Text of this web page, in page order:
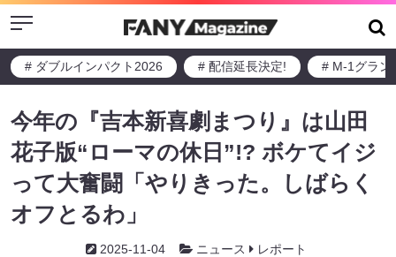
Menu
# ダブルインパクト2026 # 配信延長決定! # M-1グラン
今年の『吉本新喜劇まつり』は山田
花子版“ローマの休日”!? ボケてイジ
って大奮闘「やりきった。しばらく
オフとるわ」
2025-11-04 ニュース レポート